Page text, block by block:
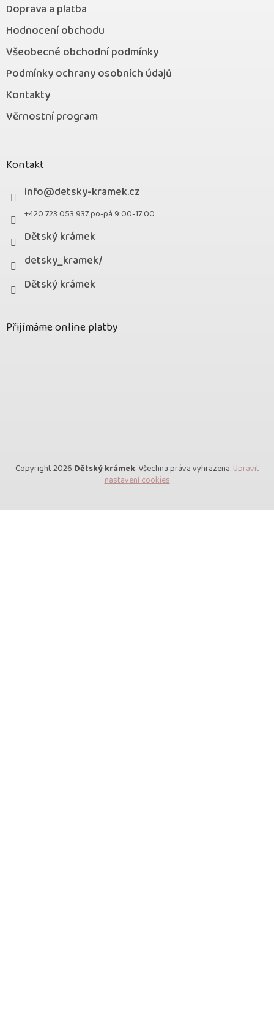
Doprava a platba
Hodnocení obchodu
Všeobecné obchodní podmínky
Podmínky ochrany osobních údajů
Kontakty
Věrnostní program
Kontakt
info@detsky-kramek.cz
+420 723 053 937 po-pá 9:00-17:00
Dětský krámek
detsky_kramek/
Dětský krámek
Přijímáme online platby
Copyright 2026 Dětský krámek. Všechna práva vyhrazena.Upravit
nastavení cookies